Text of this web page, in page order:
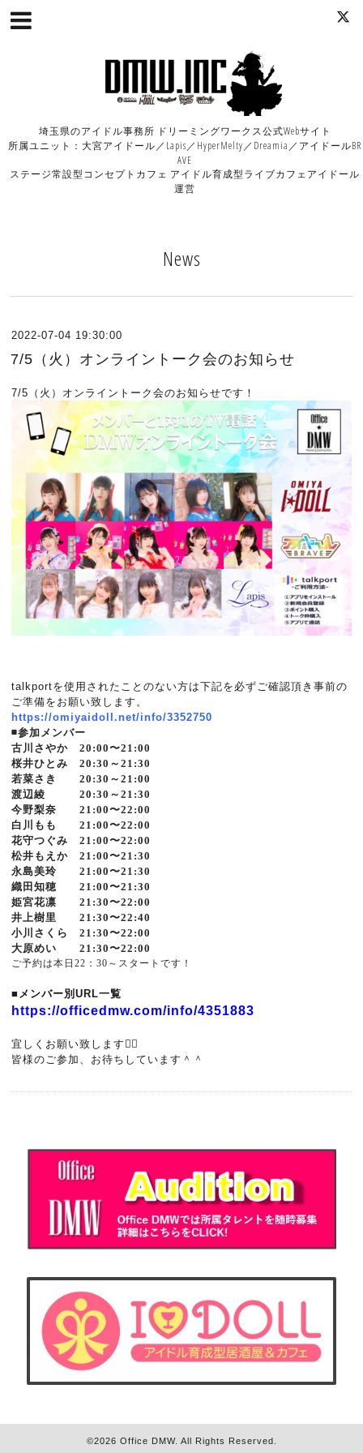
埼玉県のアイドル事務所 ドリーミングワークス公式Webサイト
所属ユニット：大宮アイドール／Lapis／HyperMelty／Dreamia／アイドールBR
AVE
ステージ常設型コンセプトカフェ アイドル育成型ライブカフェアイドール
運営
News
2022-07-04 19:30:00
7/5（火）オンライントーク会のお知らせ
7/5（火）オンライントーク会のお知らせです！
talkportを使用されたことのない方は下記を必ずご確認頂き事前の
ご準備をお願い致します。
https://omiyaidoll.net/info/3352750
◾️参加メンバー
古川さやか 20:00〜21:00
桜井ひとみ 20:30～21:30
若菜さき 20:30～21:00
渡辺綾 20:30～21:30
今野梨奈 21:00〜22:00
白川もも 21:00〜22:00
花守つぐみ 21:00〜22:00
松井もえか 21:00〜21:30
永島美玲 21:00〜21:30
織田知穂 21:00〜21:30
姫宮花凛 21:30〜22:00
井上樹里 21:30〜22:40
小川さくら 21:30〜22:00
大原めい 21:30〜22:00
ご予約は本日22：30～スタートです！
■メンバー別URL一覧
https://officedmw.com/info/4351883
宜しくお願い致します🙇‍♂️
皆様のご参加、お待ちしています＾＾
©2026 Office DMW. All Rights Reserved.